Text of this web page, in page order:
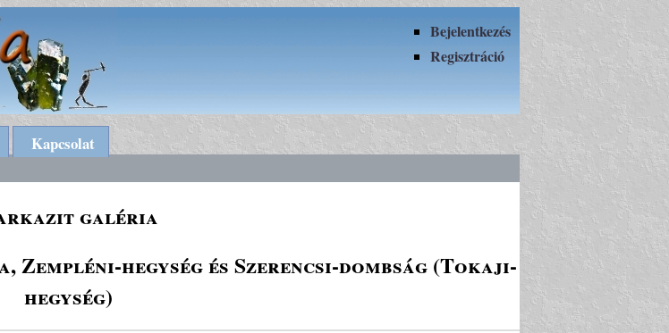
Bejelentkezés
Regisztráció
Kapcsolat
galéria
hegység és Szerencsi-dombság (Tokaji-
hegység)